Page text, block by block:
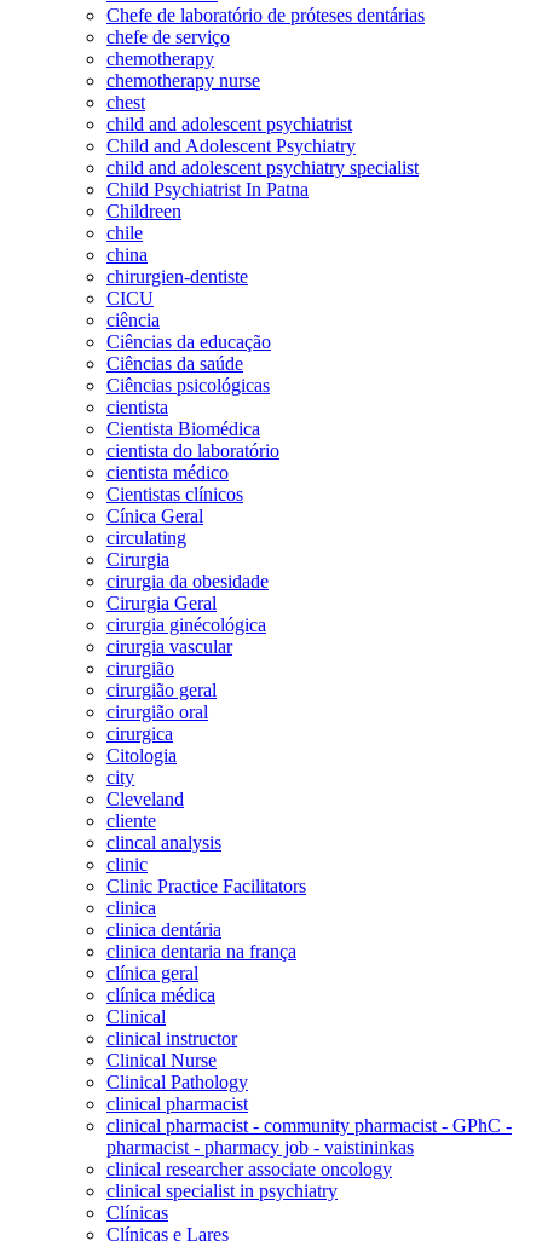
Chefe de laboratório de próteses dentárias
chefe de serviço
chemotherapy
chemotherapy nurse
chest
child and adolescent psychiatrist
Child and Adolescent Psychiatry
child and adolescent psychiatry specialist
Child Psychiatrist In Patna
Childreen
chile
china
chirurgien-dentiste
CICU
ciência
Ciências da educação
Ciências da saúde
Ciências psicológicas
cientista
Cientista Biomédica
cientista do laboratório
cientista médico
Cientistas clínicos
Cínica Geral
circulating
Cirurgia
cirurgia da obesidade
Cirurgia Geral
cirurgia ginécológica
cirurgia vascular
cirurgião
cirurgião geral
cirurgião oral
cirurgica
Citologia
city
Cleveland
cliente
clincal analysis
clinic
Clinic Practice Facilitators
clinica
clinica dentária
clinica dentaria na frança
clínica geral
clínica médica
Clinical
clinical instructor
Clinical Nurse
Clinical Pathology
clinical pharmacist
clinical pharmacist - community pharmacist - GPhC -
pharmacist - pharmacy job - vaistininkas
clinical researcher associate oncology
clinical specialist in psychiatry
Clínicas
Clínicas e Lares